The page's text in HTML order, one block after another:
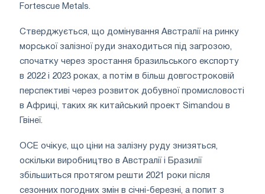
Fortescue Metals.
Стверджується, що домінування Австралії на ринку
морської залізної руди знаходиться під загрозою,
спочатку через зростання бразильського експорту
в 2022 і 2023 роках, а потім в більш довгостроковій
перспективі через розвиток добувної промисловості
в Африці, таких як китайський проект Simandou в
Гвінеї.
OCE очікує, що ціни на залізну руду знизяться,
оскільки виробництво в Австралії і Бразилії
збільшиться протягом решти 2021 роки після
сезонних погодних змін в січні-березні, а попит з